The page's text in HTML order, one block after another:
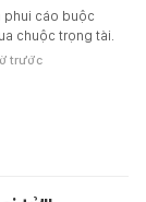
phui cáo buộc
chuộc trọng tài.
trước